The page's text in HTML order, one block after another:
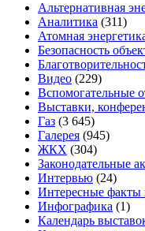
Альтернативная
Аналитика (311)
Атомная
Безопасность
Видео (229)
Вспомогательные
Выставки,
Газ (3 645)
Галерея (945)
ЖКХ (304)
Законодательные
Интервью (24)
Интересные факты
Инфографика (1)
Календарь